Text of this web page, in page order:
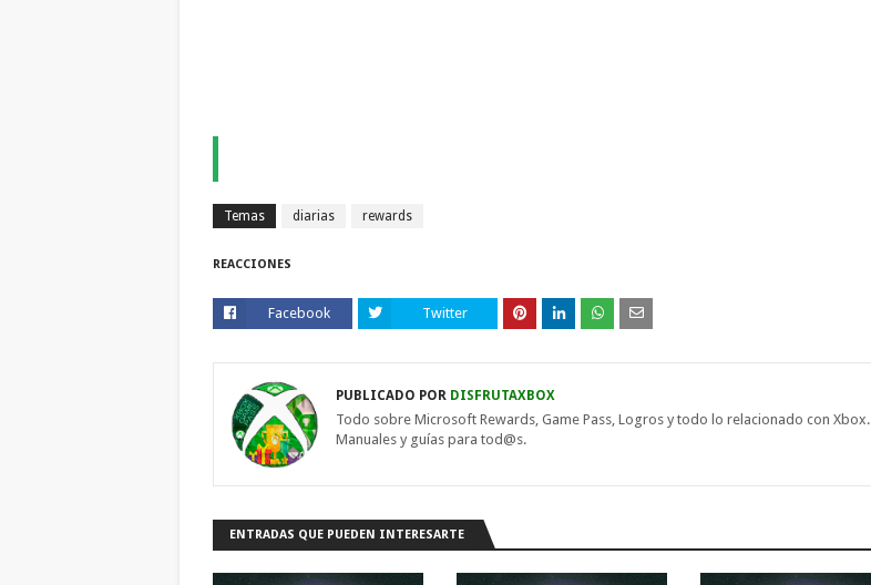
Temas diarias rewards
REACCIONES
Facebook Twitter
PUBLICADO POR DISFRUTAXBOX
Todo sobre Microsoft Rewards, Game Pass, Logros y todo lo relacionado con Xbox.
Manuales y guías para tod@s.
ENTRADAS QUE PUEDEN INTERESARTE